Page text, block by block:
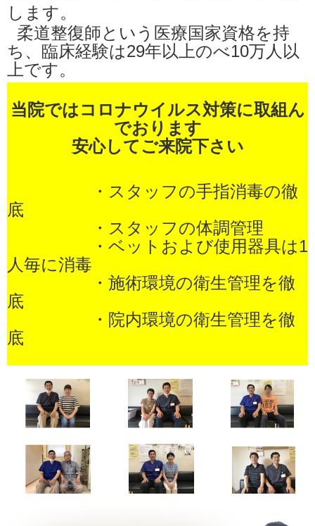
します。
柔道整復師という医療国家資格を持
ち、臨床経験は29年以上のべ10万人以
上です。
当院ではコロナウイルス対策に取組ん
でおります
安心してご来院下さい
・スタッフの手指消毒の徹
底
・スタッフの体調管理
・ベットおよび使用器具は1
人毎に消毒
・施術環境の衛生管理を徹
底
・院内環境の衛生管理を徹
底